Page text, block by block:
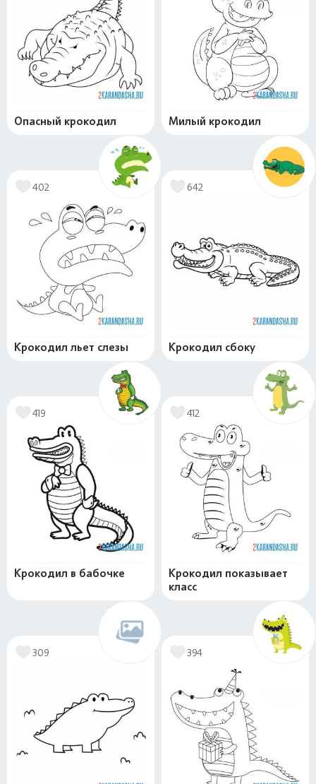
Опасный крокодил Милый крокодил
402
Крокодил льет слезы
642
Крокодил сбоку
419
Крокодил в бабочке
412
Крокодил показывает
класс
309 394